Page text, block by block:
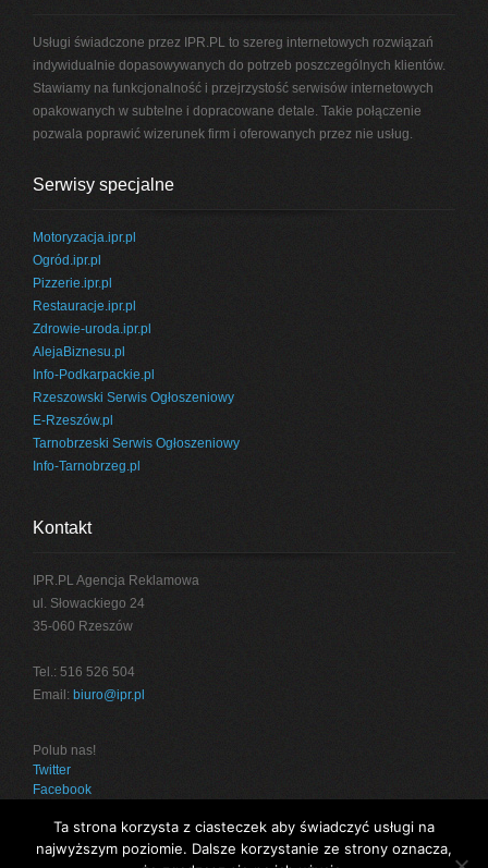
Usługi świadczone przez IPR.PL to szereg internetowych rozwiązań
indywidualnie dopasowywanych do potrzeb poszczególnych klientów.
Stawiamy na funkcjonalność i przejrzystość serwisów internetowych
opakowanych w subtelne i dopracowane detale. Takie połączenie
pozwala poprawić wizerunek firm i oferowanych przez nie usług.
Serwisy specjalne
Motoryzacja.ipr.pl
Ogród.ipr.pl
Pizzerie.ipr.pl
Restauracje.ipr.pl
Zdrowie-uroda.ipr.pl
AlejaBiznesu.pl
Info-Podkarpackie.pl
Rzeszowski Serwis Ogłoszeniowy
E-Rzeszów.pl
Tarnobrzeski Serwis Ogłoszeniowy
Info-Tarnobrzeg.pl
Kontakt
IPR.PL Agencja Reklamowa
ul. Słowackiego 24
35-060 Rzeszów
Tel.: 516 526 504
Email: biuro@ipr.pl
Polub nas!
Twitter
Facebook
Ta strona korzysta z ciasteczek aby świadczyć usługi na
najwyższym poziomie. Dalsze korzystanie ze strony oznacza,